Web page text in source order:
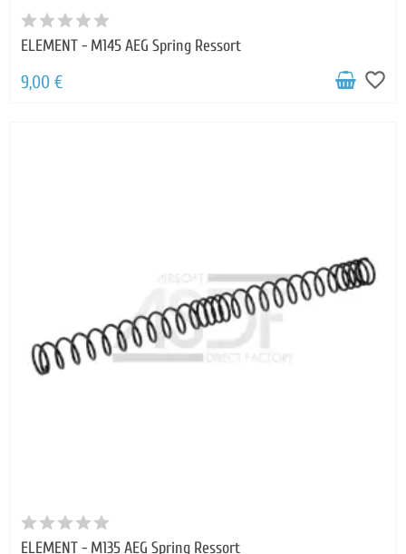
ELEMENT - M145 AEG Spring Ressort
9,00 € favorite_border
ELEMENT - M135 AEG Spring Ressort